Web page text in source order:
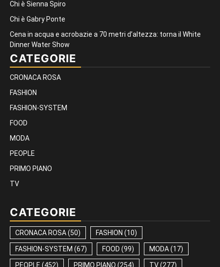
Chi è Sienna Spiro
Chi è Gabry Ponte
Cena in acqua e acrobazie a 70 metri d’altezza: torna il White
Dinner Water Show
CATEGORIE
CRONACA ROSA
FASHION
FASHION-SYSTEM
FOOD
MODA
PEOPLE
PRIMO PIANO
TV
CATEGORIE
CRONACA ROSA(50) FASHION (10)
FASHION-SYSTEM (67) FOOD (99) MODA(17)
PEOPLE (452) PRIMO PIANO (254) TV(277)